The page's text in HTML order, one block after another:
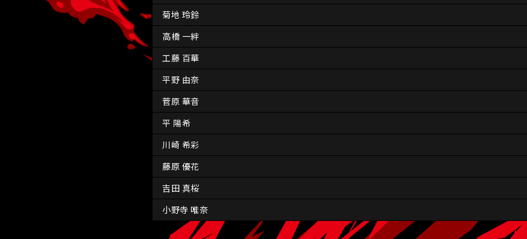
菊地 玲鈴
高橋 一絆
工藤 百華
平野 由奈
菅原 華音
平 陽希
川崎 希彩
藤原 優花
吉田 真桜
小野寺 唯奈